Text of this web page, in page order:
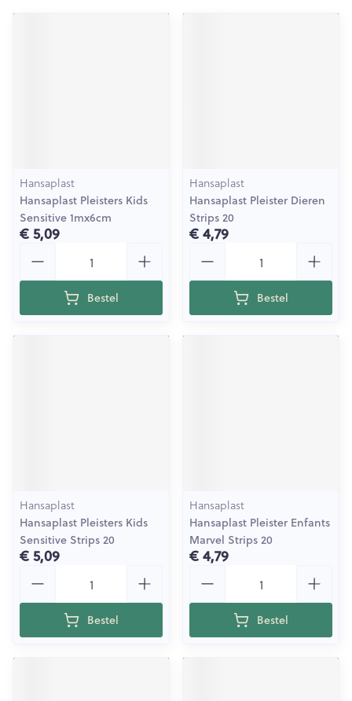
Hansaplast
Hansaplast Pleisters Kids
Sensitive 1mx6cm
€ 5,09
Bestel
Hansaplast
Hansaplast Pleister Dieren
Strips 20
€ 4,79
Bestel
Hansaplast
Hansaplast Pleisters Kids
Sensitive Strips 20
€ 5,09
Bestel
Hansaplast
Hansaplast Pleister Enfants
Marvel Strips 20
€ 4,79
Bestel